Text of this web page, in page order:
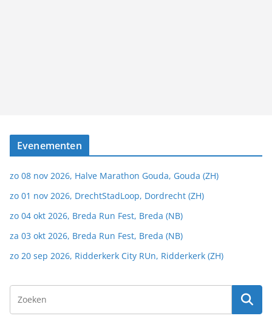
Evenementen
zo 08 nov 2026, Halve Marathon Gouda, Gouda (ZH)
zo 01 nov 2026, DrechtStadLoop, Dordrecht (ZH)
zo 04 okt 2026, Breda Run Fest, Breda (NB)
za 03 okt 2026, Breda Run Fest, Breda (NB)
zo 20 sep 2026, Ridderkerk City RUn, Ridderkerk (ZH)